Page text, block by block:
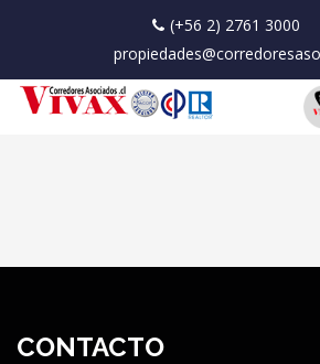
(+56 2) 2761 3000
CONTACTO